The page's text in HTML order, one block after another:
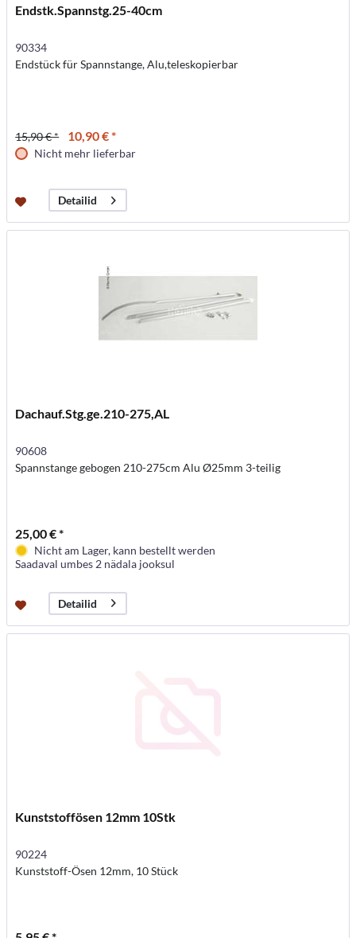
Endstk.Spannstg.25-40cm
90334
Endstück für Spannstange, Alu,teleskopierbar
15,90 € * 10,90 € *
Nicht mehr lieferbar
Detailid
Dachauf.Stg.ge.210-275,AL
90608
Spannstange gebogen 210-275cm Alu Ø25mm 3-teilig
25,00 € *
Nicht am Lager, kann bestellt werden
Saadaval umbes 2 nädala jooksul
Detailid
Kunststoffösen 12mm 10Stk
90224
Kunststoff-Ösen 12mm, 10 Stück